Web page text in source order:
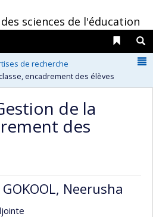
sciences de l'éducation
Liens
de recherche
encadrement des élèves
de la
des
GOKOOL, Neerusha